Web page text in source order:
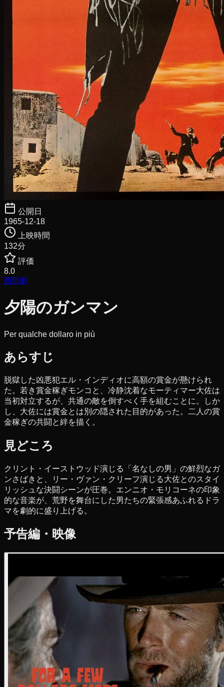
公開日
1965-12-18
上映時間
132分
評価
8.0
西部劇
夕陽のガンマン
Per qualche dollaro in più
あらすじ
脱獄した凶悪犯エル・インディオに高額の賞金が懸けられ
た。若き賞金稼ぎモンコと、冷静沈着なモーティマー大佐は
当初対立するが、共通の敵を倒すべく手を組むことに。しか
し、大佐には賞金とは別の隠された目的があった。二人の賞
金稼ぎの共闘と絆を描く。
見どころ
クリント・イーストウッド演じる「名なしの男」の鮮烈なガ
ンさばきと、リー・ヴァン・クリーフ演じる大佐とのスタイ
リッシュな決闘シーンが圧巻。エンニオ・モリコーネの印象
的な音楽が、荒野を舞台にした男たちの緊張感あふれるドラ
マを劇的に盛り上げる。
予告編・映像